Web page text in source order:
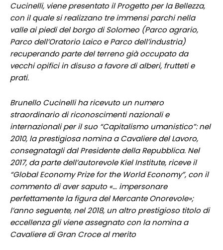
Cucinelli, viene presentato il Progetto per la Bellezza,
con il quale si realizzano tre immensi parchi nella
valle ai piedi del borgo di Solomeo (Parco agrario,
Parco dell’Oratorio Laico e Parco dell’industria)
recuperando parte del terreno già occupato da
vecchi opifici in disuso a favore di alberi, frutteti e
prati.
Brunello Cucinelli ha ricevuto un numero
straordinario di riconoscimenti nazionali e
internazionali per il suo “Capitalismo umanistico”: nel
2010, la prestigiosa nomina a Cavaliere del Lavoro,
consegnatagli dal Presidente della Repubblica. Nel
2017, da parte dell’autorevole Kiel Institute, riceve il
“Global Economy Prize for the World Economy”, con il
commento di aver saputo «… impersonare
perfettamente la figura del Mercante Onorevole»;
l’anno seguente, nel 2018, un altro prestigioso titolo di
eccellenza gli viene assegnato con la nomina a
Cavaliere di Gran Croce al merito